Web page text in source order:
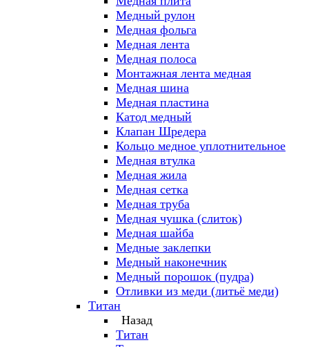
Медный рулон
Медная фольга
Медная лента
Медная полоса
Монтажная лента медная
Медная шина
Медная пластина
Катод медный
Клапан Шредера
Кольцо медное уплотнительное
Медная втулка
Медная жила
Медная сетка
Медная труба
Медная чушка (слиток)
Медная шайба
Медные заклепки
Медный наконечник
Медный порошок (пудра)
Отливки из меди (литьё меди)
Титан
Назад
Титан